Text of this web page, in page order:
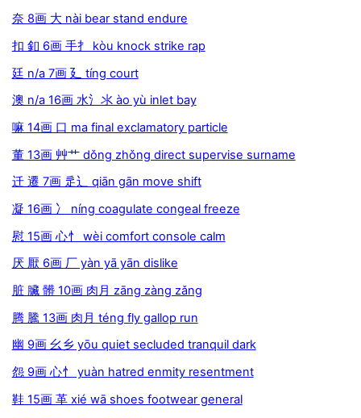
奈 8画 大 nài bear stand endure
扣 釦 6画 手扌 kòu knock strike rap
廷 n/a 7画 廴 tíng court
澳 n/a 16画 水氵氺 ào yù inlet bay
嘛 14画 口 ma final exclamatory particle
董 13画 艸艹 dǒng zhǒng direct supervise surname
迁 遷 7画 辵辶 qiān gān move shift
凝 16画 冫 níng coagulate congeal freeze
慰 15画 心忄 wèi comfort console calm
厌 厭 6画 厂 yàn yā yān dislike
脏 臟 髒 10画 肉月 zāng zàng zǎng
腾 騰 13画 肉月 téng fly gallop run
幽 9画 幺乡 yōu quiet secluded tranquil dark
怨 9画 心忄 yuàn hatred enmity resentment
鞋 15画 革 xié wā shoes footwear general